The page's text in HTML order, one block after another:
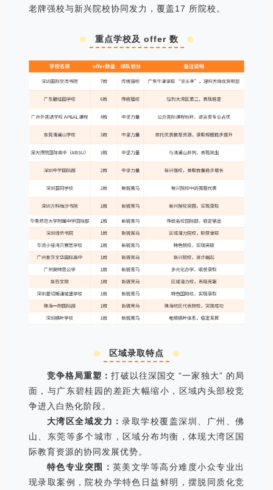
老牌强校与新兴院校协同发力，覆盖17 所院校。
重点学校及 offer 数
区域录取特点
竞争格局重塑：打破以往深国交 “一家独大” 的局
面，与广东碧桂园的差距大幅缩小，区域内头部校竞
争进入白热化阶段。
大湾区全域发力：录取学校覆盖深圳、广州、佛
山、东莞等多个城市，区域分布均衡，体现大湾区国
际教育资源的协同发展优势。
特色专业突围： 英美文学等高分难度小众专业出
现录取案例，院校办学特色日益鲜明，摆脱同质化竞